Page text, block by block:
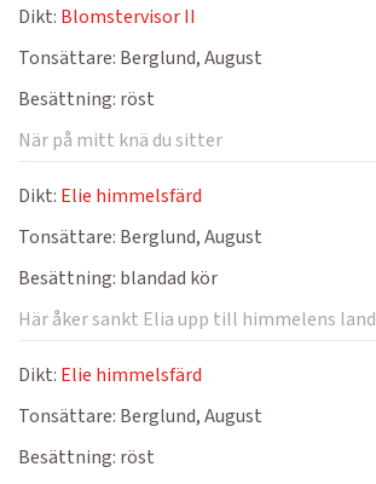
Dikt: Blomstervisor II
Tonsättare: Berglund, August
Besättning: röst
När på mitt knä du sitter
Dikt: Elie himmelsfärd
Tonsättare: Berglund, August
Besättning: blandad kör
Här åker sankt Elia upp till himmelens land
Dikt: Elie himmelsfärd
Tonsättare: Berglund, August
Besättning: röst